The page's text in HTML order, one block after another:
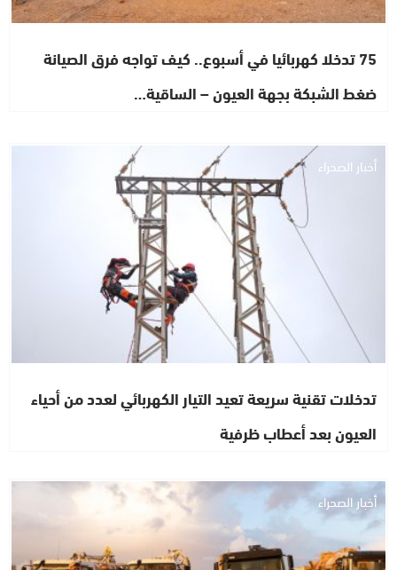
75 تدخلا كهربائيا في أسبوع.. كيف تواجه فرق الصيانة
ضغط الشبكة بجهة العيون – الساقية…
أخبار الصحراء
تدخلات تقنية سريعة تعيد التيار الكهربائي لعدد من أحياء
العيون بعد أعطاب ظرفية
أخبار الصحراء